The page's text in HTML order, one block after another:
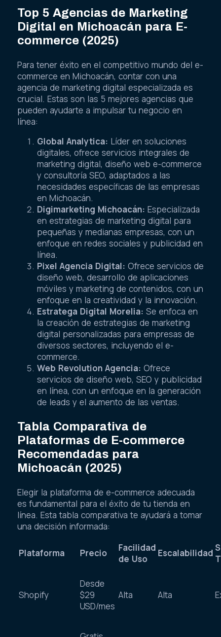
Top 5 Agencias de Marketing
Digital en Michoacán para E-
commerce (2025)
Para tener éxito en el competitivo mundo del e-
commerce en Michoacán, contar con una
agencia de marketing digital especializada es
crucial. Estas son las 5 mejores agencias que
pueden ayudarte a impulsar tu negocio en
línea:
Global Analytica:Líder en soluciones
digitales, ofrece servicios integrales de
marketing digital, diseño web e-commerce
y consultoría SEO, adaptados a las
necesidades específicas de las empresas
en Michoacán.
Digimarketing Michoacán: Especializada
en estrategias de marketing digital para
pequeñas y medianas empresas, con un
enfoque en redes sociales y publicidad en
línea.
Pixel Agencia Digital: Ofrece servicios de
diseño web, desarrollo de aplicaciones
móviles y marketing de contenidos, con un
enfoque en la creatividad y la innovación.
Estratega Digital Morelia:Se enfoca en
la creación de estrategias de marketing
digital personalizadas para empresas de
diversos sectores, incluyendo el e-
commerce.
Web Revolution Agencia:Ofrece
servicios de diseño web, SEO y publicidad
en línea, con un enfoque en la generación
de leads y el aumento de las ventas.
Tabla Comparativa de
Plataformas de E-commerce
Recomendadas para
Michoacán (2025)
Elegir la plataforma de e-commerce adecuada
es fundamental para el éxito de tu tienda en
línea. Esta tabla comparativa te ayudará a tomar
una decisión informada:
Plataforma Precio
Facilidad
de Uso
Escalabilidad
Shopify
Desde
$29
USD/mes
Alta Alta